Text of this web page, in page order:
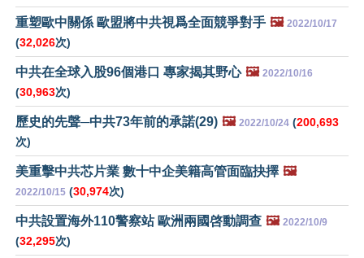
重塑歐中關係 歐盟將中共視爲全面競爭對手 🖼️ 2022/10/17
(32,026次)
中共在全球入股96個港口 專家揭其野心 🖼️ 2022/10/16
(30,963次)
歷史的先聲─中共73年前的承諾(29) 🖼️ 2022/10/24 (200,693
次)
美重擊中共芯片業 數十中企美籍高管面臨抉擇 🖼️
2022/10/15 (30,974次)
中共設置海外110警察站 歐洲兩國啓動調查 🖼️ 2022/10/9
(32,295次)